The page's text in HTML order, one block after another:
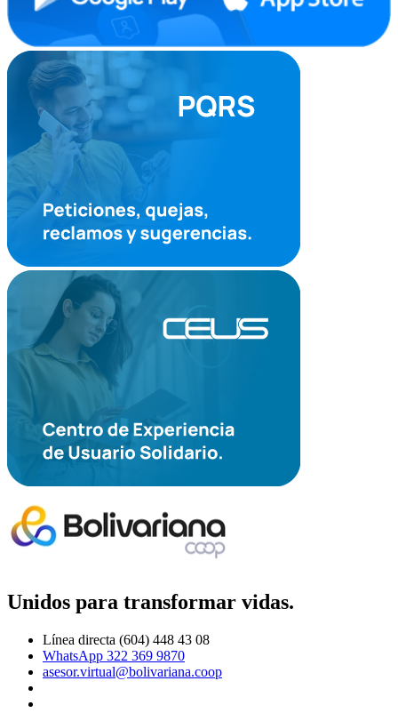
Unidos para transformar vidas.
Línea directa (604) 448 43 08
WhatsApp 322 369 9870
asesor.virtual@bolivariana.coop